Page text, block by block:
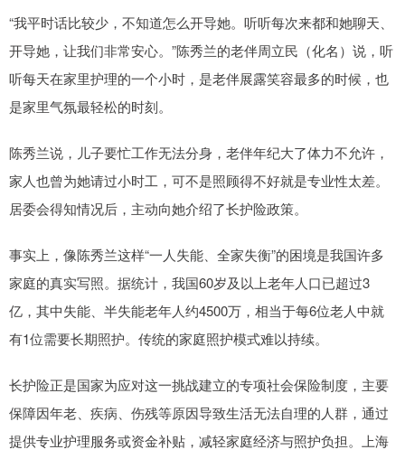
“我平时话比较少，不知道怎么开导她。听听每次来都和她聊天、
开导她，让我们非常安心。”陈秀兰的老伴周立民（化名）说，听
听每天在家里护理的一个小时，是老伴展露笑容最多的时候，也
是家里气氛最轻松的时刻。
陈秀兰说，儿子要忙工作无法分身，老伴年纪大了体力不允许，
家人也曾为她请过小时工，可不是照顾得不好就是专业性太差。
居委会得知情况后，主动向她介绍了长护险政策。
事实上，像陈秀兰这样“一人失能、全家失衡”的困境是我国许多
家庭的真实写照。据统计，我国60岁及以上老年人口已超过3
亿，其中失能、半失能老年人约4500万，相当于每6位老人中就
有1位需要长期照护。传统的家庭照护模式难以持续。
长护险正是国家为应对这一挑战建立的专项社会保险制度，主要
保障因年老、疾病、伤残等原因导致生活无法自理的人群，通过
提供专业护理服务或资金补贴，减轻家庭经济与照护负担。上海